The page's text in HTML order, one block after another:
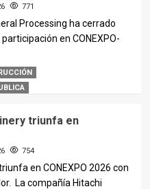
771
Processing ha cerrado
en CONEXPO-
triunfa en
754
en CONEXPO 2026 con
La compañía Hitachi